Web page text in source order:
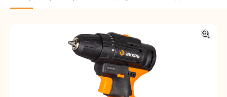
Доставка и оплата
СЕЛЬХОЗТЕХНИКА
ОБОРУДОВАНИЕ